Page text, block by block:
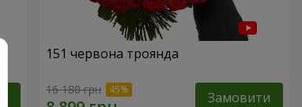
151 червона троянда
16 180 грн Замовити